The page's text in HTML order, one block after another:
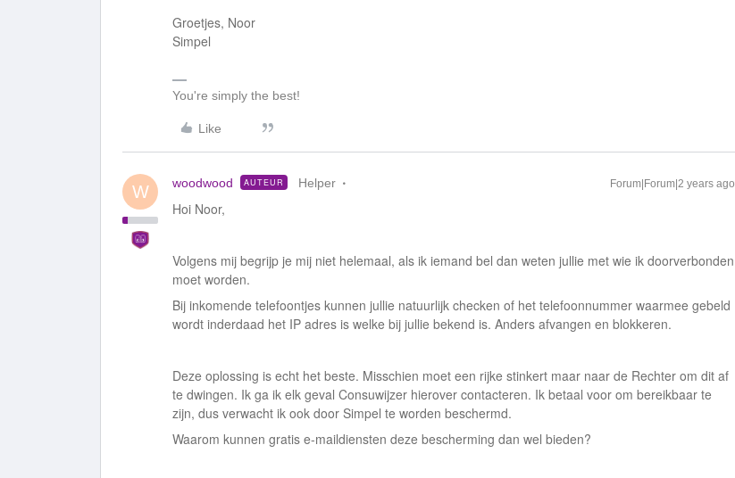
Groetjes, Noor
Simpel
You're simply the best!
Like
W woodwood AUTEUR Helper Forum|Forum|2 years ago
Hoi Noor,
Volgens mij begrijp je mij niet helemaal, als ik iemand bel dan weten jullie met wie ik doorverbonden
moet worden.
Bij inkomende telefoontjes kunnen jullie natuurlijk checken of het telefoonnummer waarmee gebeld
wordt inderdaad het IP adres is welke bij jullie bekend is. Anders afvangen en blokkeren.
Deze oplossing is echt het beste. Misschien moet een rijke stinkert maar naar de Rechter om dit af
te dwingen. Ik ga ik elk geval Consuwijzer hierover contacteren. Ik betaal voor om bereikbaar te
zijn, dus verwacht ik ook door Simpel te worden beschermd.
Waarom kunnen gratis e-maildiensten deze bescherming dan wel bieden?